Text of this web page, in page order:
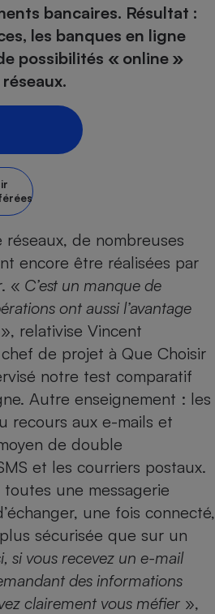
bancaires. Résultat :
les banques en ligne
possibilités « online »
de nombreuses
encore être réalisées par
« C’est un manque de
ont aussi l’avantage
», relativise Vincent
de projet à Que Choisir
notre test comparatif
. Autre enseignement : les
recours aux e-mails et
de double
et les courriers postaux.
toutes une messagerie
une fois connecté,
sécurisée que sur un
si vous recevez un e-mail
des informations
clairement vous méfier »,
Sécurité - Hygiène
Complément
alimentaire
bouteille
Assurance
Banque - Crédit
Epargne - Fiscalité
Assurance emprunteur
Banque
Circulation routière
Contrôle technique -
Pièce détachée
Comparateur auto
Supermarché - Drive
Comparatif
Comparatif plaque à
Comparatif hotte
Comparatif cafetière
Comparatif robot cuiseur
Comparatif centrale
Gros électroménager
Petit électroménager -
Lave-linge
Comparatif casque audio
Comparatif barre de son
Comparatif imprimante
Image et son
Informatique
Internet
Téléphonie
Téléviseur
Crédit immobilier
Comparatif tondeuse
Comparatif poêle à
Comparatif radiateur
Bricolage - Jardinage
Chauffage
Produit d'entretien
Sécurité domestique
Matelas
Mutuelle
Maison de retraite
Retraite
emprunteur
- Testez le débit de votre
Internet